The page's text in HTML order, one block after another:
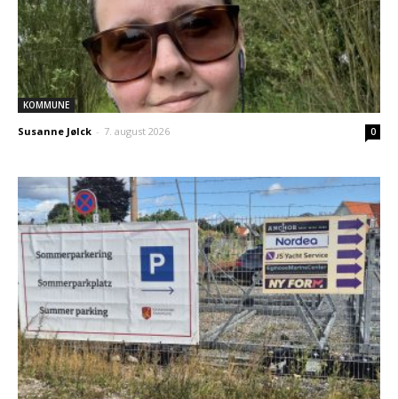
KOMMUNE
Susanne Jølck - 7. august 2026 0